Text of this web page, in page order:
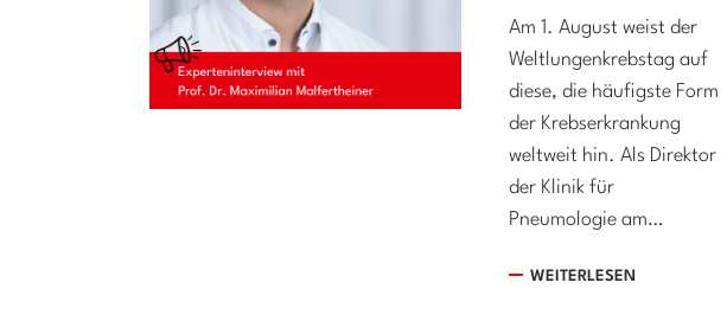
Am 1. August weist der
Weltlungenkrebstag auf
diese, die häufigste Form
der Krebserkrankung
weltweit hin. Als Direktor
der Klinik für
Pneumologie am…
WEITERLESEN